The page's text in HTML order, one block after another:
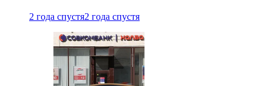
2 года спустя2 года спустя